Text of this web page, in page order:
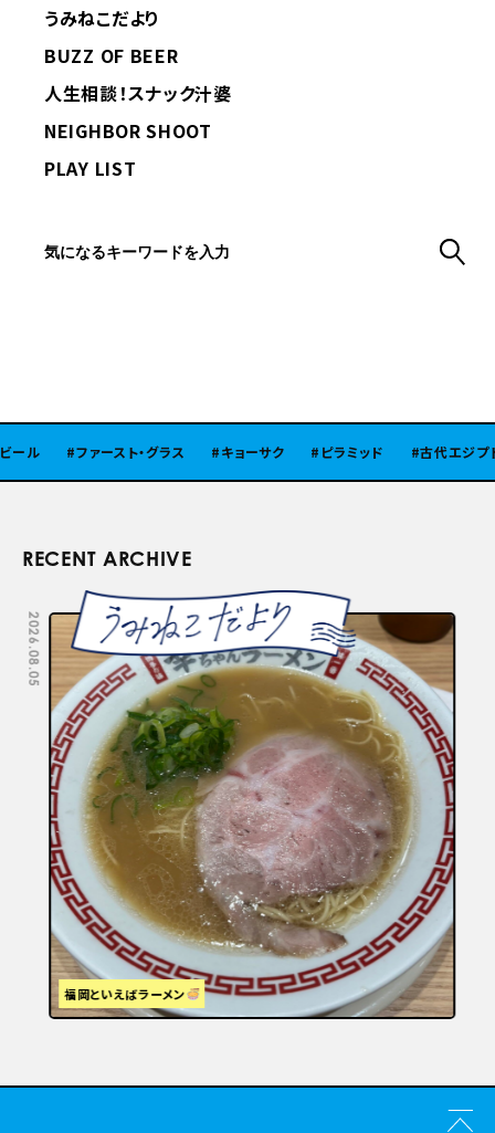
うみねこだより
BUZZ OF BEER
人生相談！スナック汁婆
NEIGHBOR SHOOT
PLAY LIST
ファースト・グラス キョーサク ピラミッド 古代エジプト
RECENT ARCHIVE
2026.08.05
福岡といえばラーメン